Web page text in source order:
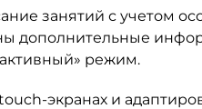
занятий с учетом
дополнительные
режим.
-экранах и